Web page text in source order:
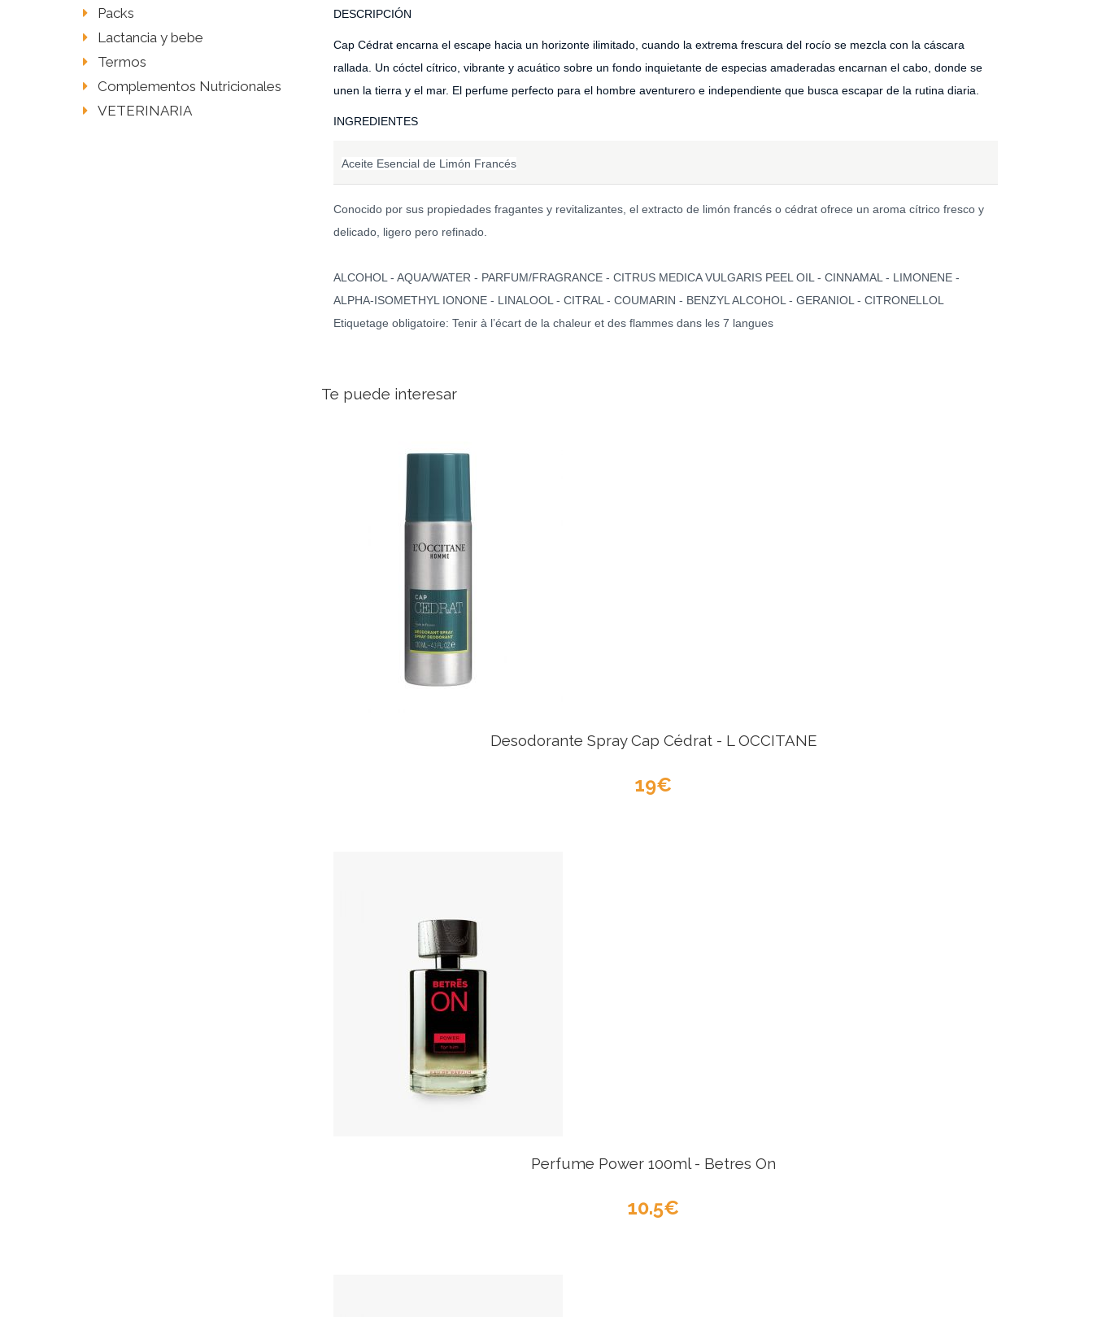
DESCRIPCIÓN
Cap Cédrat encarna el escape hacia un horizonte ilimitado, cuando la extrema frescura del rocío se mezcla con la cáscara
rallada. Un cóctel cítrico, vibrante y acuático sobre un fondo inquietante de especias amaderadas encarnan el cabo, donde se
unen la tierra y el mar. El perfume perfecto para el hombre aventurero e independiente que busca escapar de la rutina diaria.
INGREDIENTES
Aceite Esencial de Limón Francés
Conocido por sus propiedades fragantes y revitalizantes, el extracto de limón francés o cédrat ofrece un aroma cítrico fresco y
delicado, ligero pero refinado.
ALCOHOL - AQUA/WATER - PARFUM/FRAGRANCE - CITRUS MEDICA VULGARIS PEEL OIL - CINNAMAL - LIMONENE -
ALPHA-ISOMETHYL IONONE - LINALOOL - CITRAL - COUMARIN - BENZYL ALCOHOL - GERANIOL - CITRONELLOL
Etiquetage obligatoire: Tenir à l’écart de la chaleur et des flammes dans les 7 langues
Te puede interesar
Desodorante Spray Cap Cédrat - L OCCITANE
19
Perfume Power 100ml - Betres On
10.5
Packs
Lactancia y bebe
Termos
Complementos Nutricionales
VETERINARIA